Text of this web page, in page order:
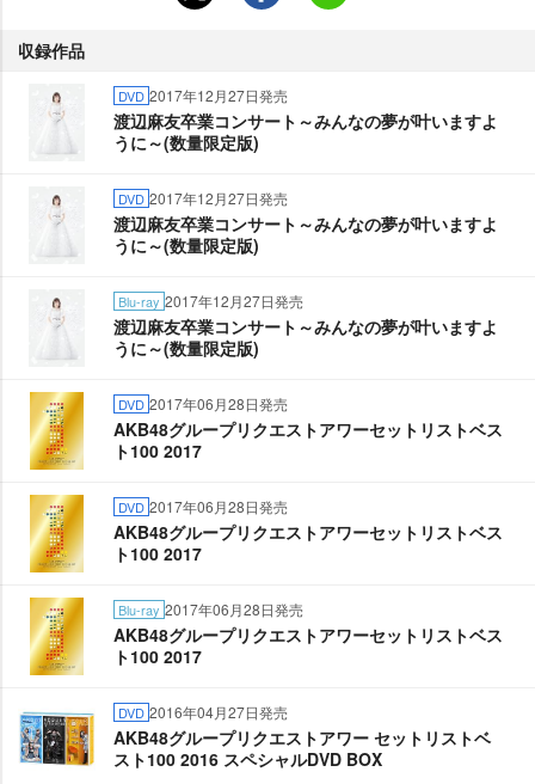
収録作品
DVD 2017年12月27日発売
渡辺麻友卒業コンサート～みんなの夢が叶いますよ
うに～(数量限定版)
DVD 2017年12月27日発売
渡辺麻友卒業コンサート～みんなの夢が叶いますよ
うに～(数量限定版)
Blu-ray 2017年12月27日発売
渡辺麻友卒業コンサート～みんなの夢が叶いますよ
うに～(数量限定版)
DVD 2017年06月28日発売
AKB48グループリクエストアワーセットリストベス
ト100 2017
DVD 2017年06月28日発売
AKB48グループリクエストアワーセットリストベス
ト100 2017
Blu-ray 2017年06月28日発売
AKB48グループリクエストアワーセットリストベス
ト100 2017
DVD 2016年04月27日発売
AKB48グループリクエストアワー セットリストベ
スト100 2016 スペシャルDVD BOX